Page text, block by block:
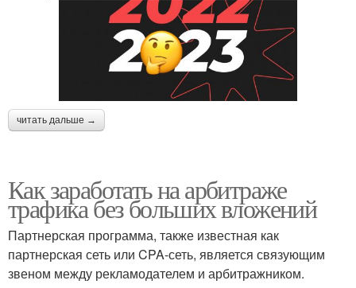
читать дальше →
Как заработать на арбитраже
трафика без больших вложений
Партнерская программа, также известная как
партнерская сеть или CPA-сеть, является связующим
звеном между рекламодателем и арбитражником.